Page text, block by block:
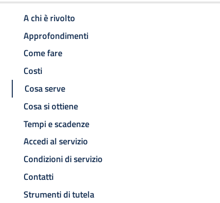
A chi è rivolto
Approfondimenti
Come fare
Costi
Cosa serve
Cosa si ottiene
Tempi e scadenze
Accedi al servizio
Condizioni di servizio
Contatti
Strumenti di tutela